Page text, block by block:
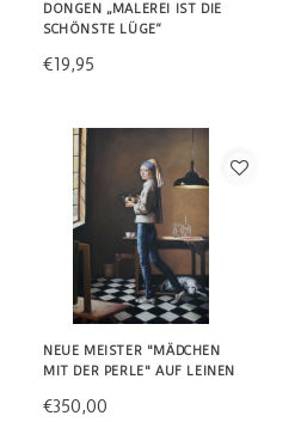
DONGEN „MALEREI IST DIE
SCHÖNSTE LÜGE“
€19,95
NEUE MEISTER "MÄDCHEN
MIT DER PERLE" AUF LEINEN
€350,00